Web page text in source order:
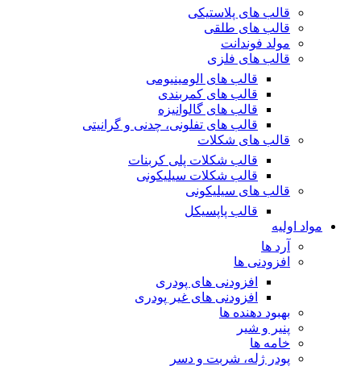
قالب های پلاستیکی
قالب های طلقی
مولد فوندانت
قالب های فلزی
قالب های الومینیومی
قالب های کمربندی
قالب های گالوانیزه
قالب های تفلونی، چدنی و گرانیتی
قالب های شکلات
قالب شکلات پلی کربنات
قالب شکلات سیلیکونی
قالب های سیلیکونی
قالب پاپسیکل
مواد اولیه
آرد ها
افزودنی ها
افزودنی های پودری
افزودنی های غیر پودری
بهبود دهنده ها
پنیر و شیر
خامه ها
پودر ژله، شربت و دسر